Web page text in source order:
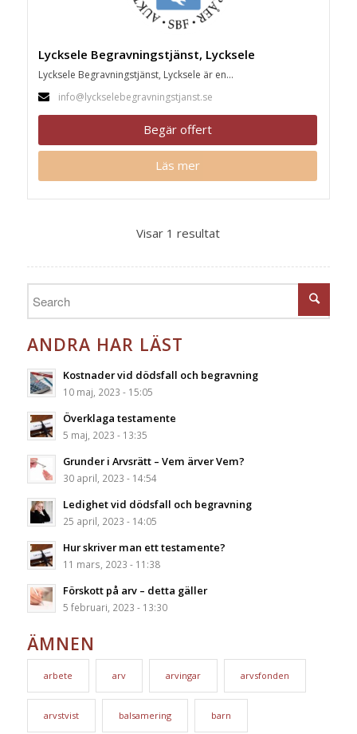
Lycksele Begravningstjänst, Lycksele
Lycksele Begravningstjänst, Lycksele är en...
info@lyckselebegravningstjanst.se
Begär offert
Läs mer
Visar 1 resultat
ANDRA HAR LÄST
Kostnader vid dödsfall och begravning
10 maj, 2023 - 15:05
Överklaga testamente
5 maj, 2023 - 13:35
Grunder i Arvsrätt – Vem ärver Vem?
30 april, 2023 - 14:54
Ledighet vid dödsfall och begravning
25 april, 2023 - 14:05
Hur skriver man ett testamente?
11 mars, 2023 - 11:38
Förskott på arv – detta gäller
5 februari, 2023 - 13:30
ÄMNEN
arbete arv arvingar arvsfonden
arvstvist balsamering barn